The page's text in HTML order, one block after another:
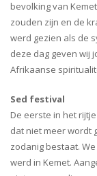
bevolking van
zouden zijn en de
werd gezien als de
deze dag geven wij
Afrikaanse
Sed festival
De eerste in het
dat niet meer wordt
zodanig bestaat.
werd in Kemet.